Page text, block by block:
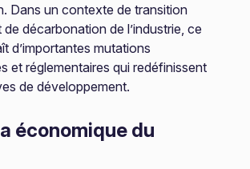
Dans un contexte de transition
décarbonation de l’industrie, ce
d’importantes mutations
et réglementaires qui redéfinissent
de développement.
économique du